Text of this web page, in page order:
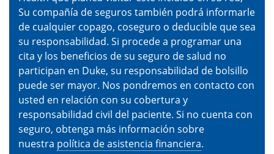
Su compañía de seguros también podrá informarle
de cualquier copago, coseguro o deducible que sea
su responsabilidad. Si procede a programar una
cita y los beneficios de su seguro de salud no
participan en Duke, su responsabilidad de bolsillo
puede ser mayor. Nos pondremos en contacto con
usted en relación con su cobertura y
responsabilidad civil del paciente. Si no cuenta con
seguro, obtenga más información sobre
nuestra política de asistencia financiera.